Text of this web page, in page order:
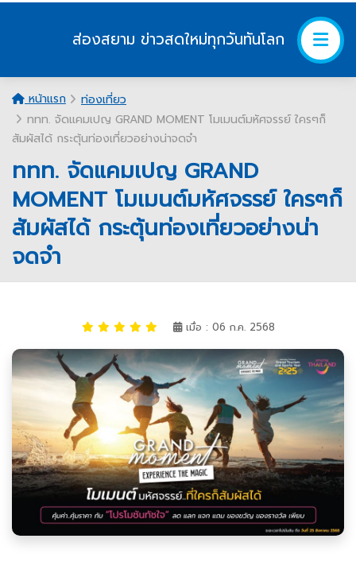
ส่องสยาม ข่าวสดใหม่ทุกวันทันโลก
หน้าแรก
ท่องเที่ยว
ททท. จัดแคมเปญ GRAND MOMENT โมเมนต์มหัศจรรย์ ใครๆก็
สัมผัสได้ กระตุ้นท่องเที่ยวอย่างน่าจดจำ
ททท. จัดแคมเปญ GRAND
MOMENT โมเมนต์มหัศจรรย์ ใครๆก็
สัมผัสได้ กระตุ้นท่องเที่ยวอย่างน่า
จดจำ
เมื่อ : 06 ก.ค. 2568